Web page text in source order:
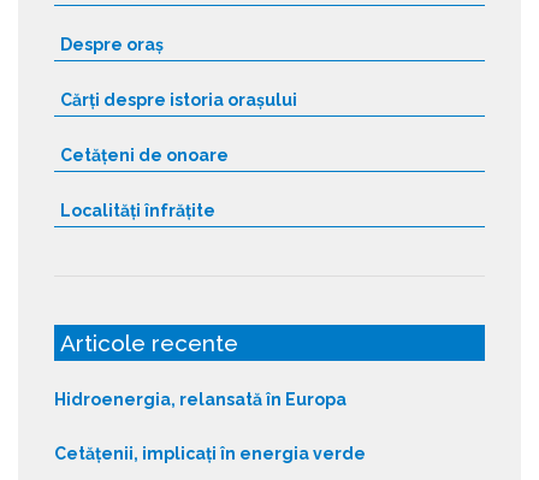
Despre oraș
Cărți despre istoria orașului
Cetățeni de onoare
Localități înfrățite
Articole recente
Hidroenergia, relansată în Europa
Cetățenii, implicați în energia verde